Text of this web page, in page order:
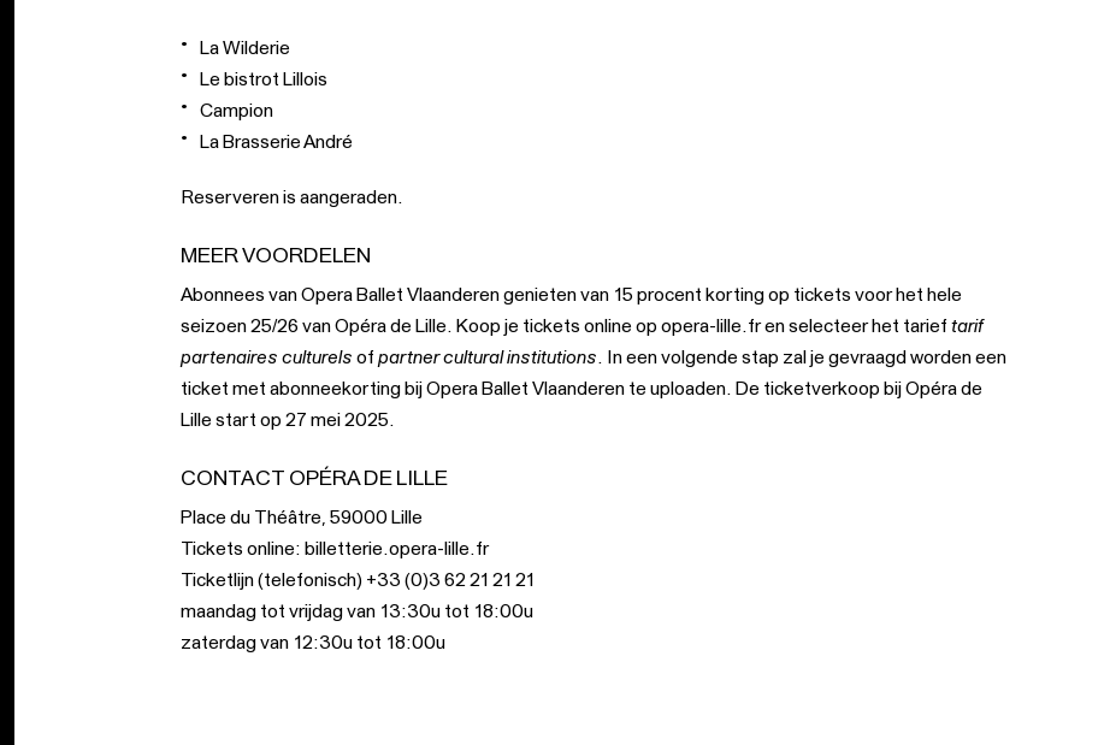
La Wilderie
Le bistrot Lillois
Campion
La Brasserie André
Reserveren is aangeraden.
MEER VOORDELEN
Abonnees van Opera Ballet Vlaanderen genieten van 15 procent korting op tickets voor het hele
seizoen 25/26 van Opéra de Lille. Koop je tickets online opopera-lille.fren selecteer het tarieftarif
partenaires culturelsofpartner cultural institutions . In een volgende stap zal je gevraagd worden een
ticket met abonneekorting bij Opera Ballet Vlaanderen te uploaden. De ticketverkoop bij Opéra de
Lille start op 27 mei 2025.
CONTACT OPÉRA DE LILLE
Place du Théâtre, 59000 Lille
Tickets online:billetterie.opera-lille.fr
Ticketlijn (telefonisch) +33 (0)3 62 21 21 21
maandag tot vrijdag van 13:30u tot 18:00u
zaterdag van 12:30u tot 18:00u